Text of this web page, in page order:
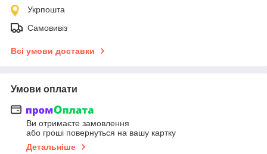
Укрпошта
Самовивіз
Всі умови доставки
Умови оплати
Ви отримаєте замовлення
або гроші повернуться на вашу картку
Детальніше